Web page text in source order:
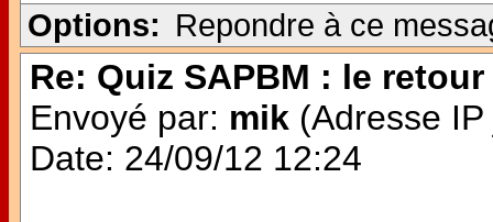
Options: Repondre à ce
Re: Quiz SAPBM : le retour
Envoyé par: mik (Adresse
Date: 24/09/12 12:24